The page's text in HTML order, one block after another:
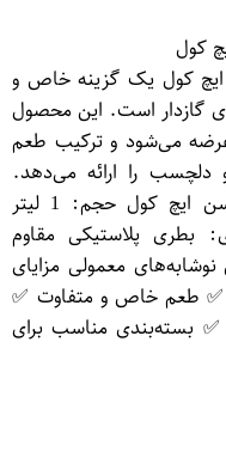
1 لیتری سن ایچ کول یک گزینه خاص و
گازدار است. این محصول
عرضه می‌شود و ترکیب طعم
دلچسب را ارائه می‌دهد.
ویژگی‌های نوشیدنی کاکتوس گازدار سن ایچ کول حجم: 1 لیتر
بطری پلاستیکی مقاوم
معمولی مزایای
✅ طعم خاص و متفاوت ✅
بسته‌بندی مناسب برای